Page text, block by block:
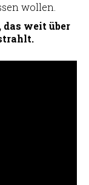
wollen.
das weit über